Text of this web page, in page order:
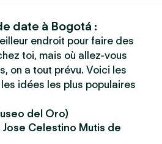
date à Bogotá :
endroit pour faire des
toi, mais où allez-vous
on a tout prévu. Voici les
idées les plus populaires
del Oro)
Celestino Mutis de